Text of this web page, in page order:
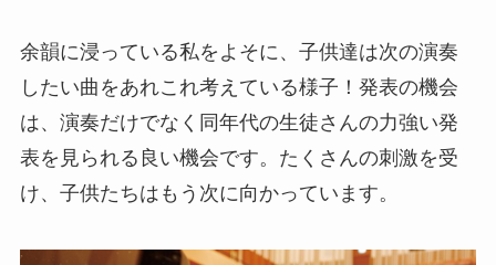
余韻に浸っている私をよそに、子供達は次の演奏
したい曲をあれこれ考えている様子！発表の機会
は、演奏だけでなく同年代の生徒さんの力強い発
表を見られる良い機会です。たくさんの刺激を受
け、子供たちはもう次に向かっています。